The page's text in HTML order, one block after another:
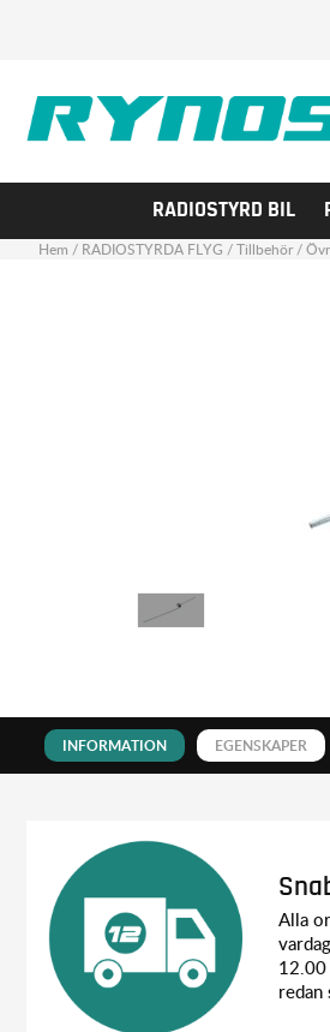
RADIOSTYRD BIL
Hem / RADIOSTYRDA FLYG /Tillbehör/
INFORMATION EGENSKAPER
Alla
12.00
redan